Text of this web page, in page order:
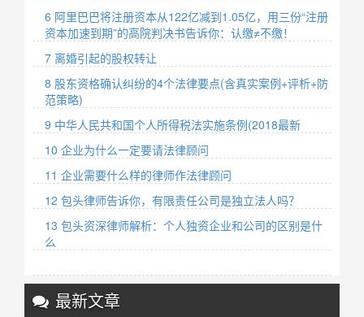
6 阿里巴巴将注册资本从122亿减到1.05亿，用三份“注册
资本加速到期”的高院判决书告诉你：认缴≠不缴！
7 离婚引起的股权转让
8 股东资格确认纠纷的4个法律要点(含真实案例+评析+防
范策略)
9 中华人民共和国个人所得税法实施条例(2018最新
10 企业为什么一定要请法律顾问
11 企业需要什么样的律师作法律顾问
12 包头律师告诉你，有限责任公司是独立法人吗？
13 包头资深律师解析：个人独资企业和公司的区别是什
么
最新文章